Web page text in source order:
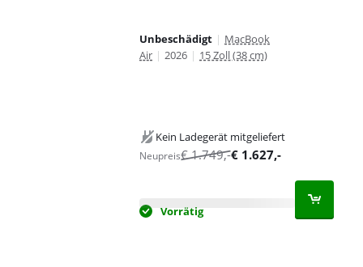
Unbeschädigt | MacBook
Air | 2026 | 15 Zoll (38 cm)
Kein Ladegerät mitgeliefert
Neupreis€1.749,-€ 1.627,-
Vorrätig